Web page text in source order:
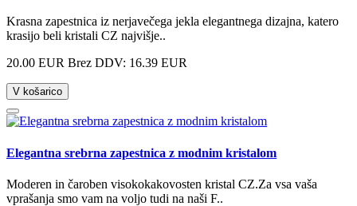
Krasna zapestnica iz nerjavečega jekla elegantnega dizajna, katero
krasijo beli kristali CZ najvišje..
20.00 EUR Brez DDV: 16.39 EUR
V košarico
Elegantna srebrna zapestnica z modnim kristalom
Moderen in čaroben visokokakovosten kristal CZ.Za vsa vaša
vprašanja smo vam na voljo tudi na naši F..